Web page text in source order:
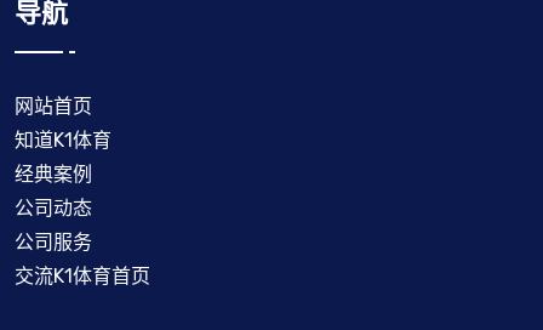
导航
网站首页
知道K1体育
经典案例
公司动态
公司服务
交流K1体育首页